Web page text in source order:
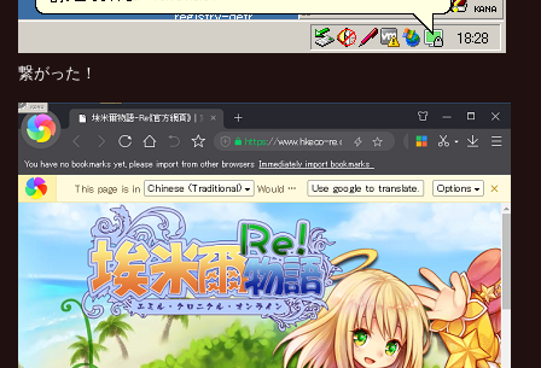
繋がった！